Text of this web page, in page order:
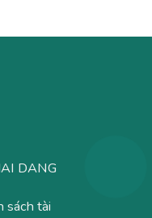
DANG
sách tài